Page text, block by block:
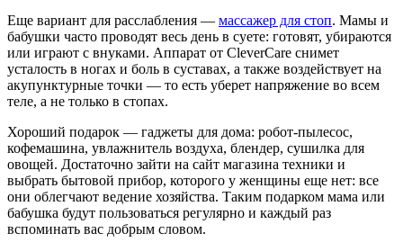
Еще вариант для расслабления — массажер для стоп. Мамы и
бабушки часто проводят весь день в суете: готовят, убираются
или играют с внуками. Аппарат от CleverCare снимет
усталость в ногах и боль в суставах, а также воздействует на
акупунктурные точки — то есть уберет напряжение во всем
теле, а не только в стопах.
Хороший подарок — гаджеты для дома: робот-пылесос,
кофемашина, увлажнитель воздуха, блендер, сушилка для
овощей. Достаточно зайти на сайт магазина техники и
выбрать бытовой прибор, которого у женщины еще нет: все
они облегчают ведение хозяйства. Таким подарком мама или
бабушка будут пользоваться регулярно и каждый раз
вспоминать вас добрым словом.